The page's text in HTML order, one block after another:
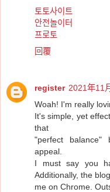
토토사이트
안전놀이터
프로토
回覆
register 2021年11
Woah! I'm really
It's simple, yet
that
"perfect balance"
appeal.
I must say you
Additionally, the
me on Chrome.